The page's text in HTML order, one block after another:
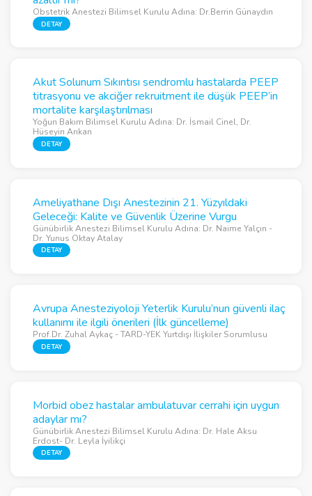
Obstetrik Anestezi Bilimsel Kurulu Adına: Dr.Berrin Günaydın
DETAY
Akut Solunum Sıkıntısı sendromlu hastalarda PEEP
titrasyonu ve akciğer rekruitment ile düşük PEEP’in
mortalite karşılaştırılması
Yoğun Bakım Bilimsel Kurulu Adına: Dr. İsmail Cinel, Dr.
Hüseyin Arıkan
DETAY
Ameliyathane Dışı Anestezinin 21. Yüzyıldaki
Geleceği: Kalite ve Güvenlik Üzerine Vurgu
Günübirlik Anestezi Bilimsel Kurulu Adına: Dr. Naime Yalçın -
Dr. Yunus Oktay Atalay
DETAY
Avrupa Anesteziyoloji Yeterlik Kurulu’nun güvenli ilaç
kullanımı ile ilgili önerileri (İlk güncelleme)
Prof.Dr. Zuhal Aykaç - TARD-YEK Yurtdışı İlişkiler Sorumlusu
DETAY
Morbid obez hastalar ambulatuvar cerrahi için uygun
adaylar mı?
Günübirlik Anestezi Bilimsel Kurulu Adına: Dr. Hale Aksu
Erdost- Dr. Leyla İyilikçi
DETAY